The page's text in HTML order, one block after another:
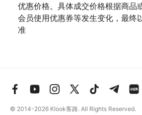
优惠价格。具体成交价格根据商品
会员使用优惠券等发生变化，最终
准
© 2014-2026 Klook客路. All Rights Reserved.